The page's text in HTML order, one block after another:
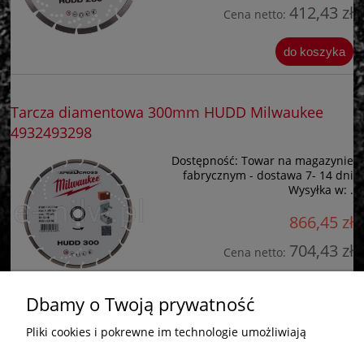
Cena netto: 412,43 zł
do koszyka
Tarcza diamentowa 300mm HUDD Milwaukee
4932493298
Dostępność: Towar na magazynie
fabrycznym - dostawa 7- 14 dni
Wysyłka w: .
866,45 zł
Cena netto: 704,43 zł
Dbamy o Twoją prywatność
Pliki cookies i pokrewne im technologie umożliwiają